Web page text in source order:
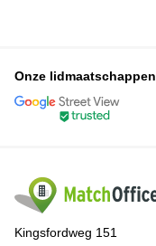
Onze lidmaatschappen
Kingsfordweg 151